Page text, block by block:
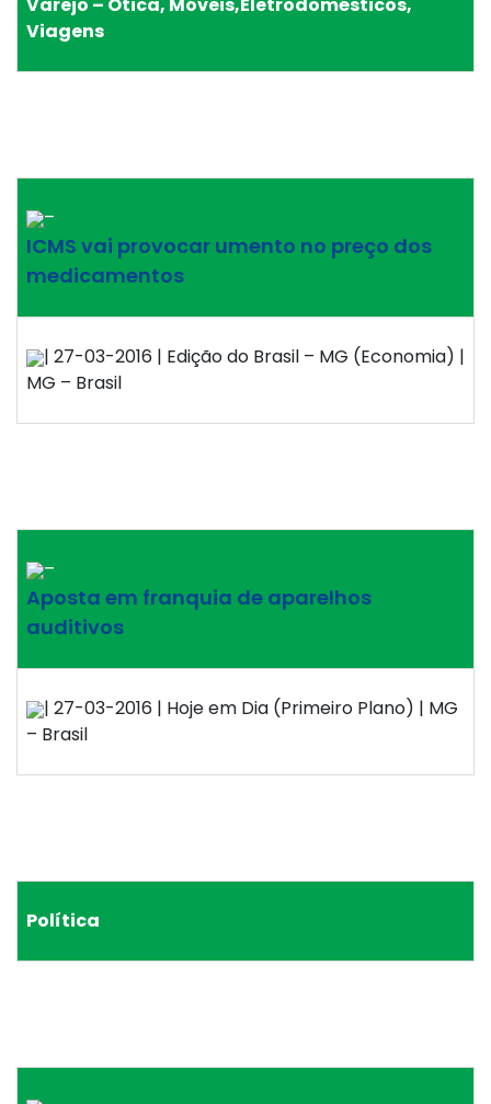
Varejo – Ótica, Móveis,Eletrodomésticos,
Viagens
–
ICMS vai provocar umento no preço dos
medicamentos
| 27-03-2016 | Edição do Brasil – MG (Economia) |
MG – Brasil
–
Aposta em franquia de aparelhos
auditivos
| 27-03-2016 | Hoje em Dia (Primeiro Plano) | MG
– Brasil
Política